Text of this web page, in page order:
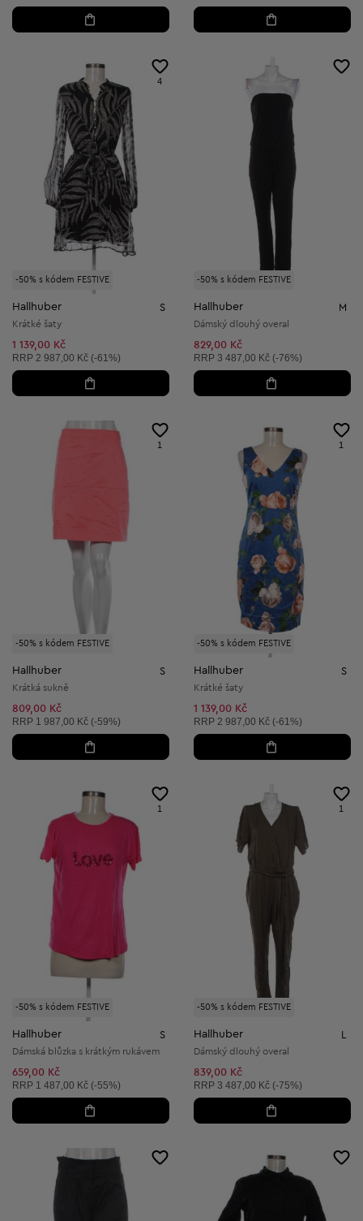
-50% s kódem FESTIVE
4
Hallhuber S
Krátké šaty
1 139,00 Kč
Doporučená cena:
RRP 2 987,00 Kč (-61%)
-50% s kódem FESTIVE
Hallhuber M
Dámský dlouhý overal
829,00 Kč
Doporučená cena:
RRP 3 487,00 Kč (-76%)
-50% s kódem FESTIVE
1
Hallhuber S
Krátká sukně
809,00 Kč
Doporučená cena:
RRP 1 987,00 Kč (-59%)
-50% s kódem FESTIVE
1
Hallhuber S
Krátké šaty
1 139,00 Kč
Doporučená cena:
RRP 2 987,00 Kč (-61%)
-50% s kódem FESTIVE
1
Hallhuber S
Dámská blůzka s krátkým rukávem
659,00 Kč
Doporučená cena:
RRP 1 487,00 Kč (-55%)
-50% s kódem FESTIVE
1
Hallhuber
Dámský dlouhý overal
839,00 Kč
Doporučená cena:
RRP 3 487,00 Kč (-75%)